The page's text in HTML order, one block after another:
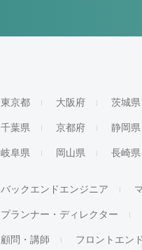
東京都 大阪府 茨城県
千葉県 京都府 静岡県
岐阜県 岡山県 長崎県
バックエンドエンジニア
プランナー・ディレクター
顧問・講師 フロントエン